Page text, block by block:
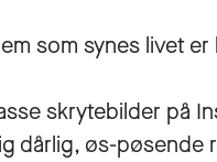
som synes livet
skrytebilder på
dårlig, øs-pøsende